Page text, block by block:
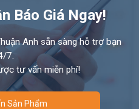
Báo Giá Ngay!
Anh sẵn sàng hỗ trợ bạn
7.
tư vấn miễn phí!
Sản Phẩm